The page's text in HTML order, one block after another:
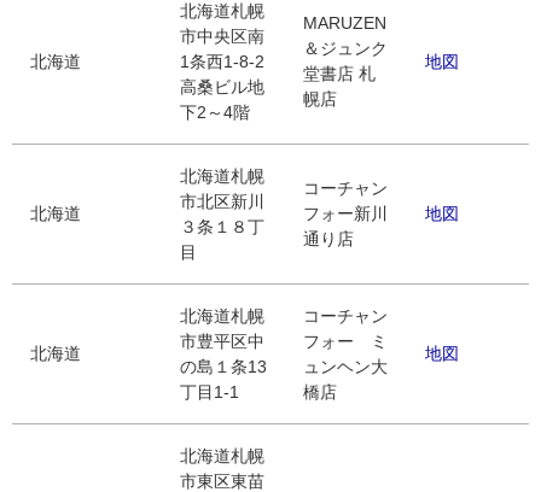
北海道
北海道札幌
市中央区南
1条西1-8-2
高桑ビル地
下2～4階
MARUZEN
＆ジュンク
堂書店 札
幌店
地図
北海道
北海道札幌
市北区新川
３条１８丁
目
コーチャン
フォー新川
通り店
地図
北海道
北海道札幌
市豊平区中
の島１条13
丁目1-1
コーチャン
フォー ミ
ュンヘン大
橋店
地図
北海道札幌
市東区東苗